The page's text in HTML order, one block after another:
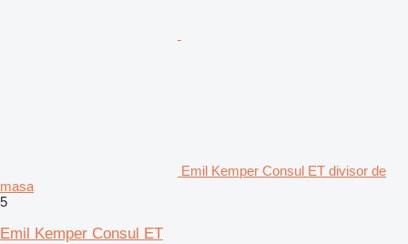
Emil Kemper Consul ET divisor de
masa
5
Emil Kemper Consul ET